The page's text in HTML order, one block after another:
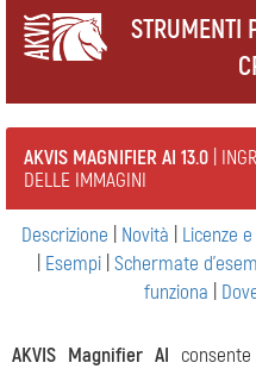
STRUMENTI
AKVIS MAGNIFIER AI 13.0 |
DELLE IMMAGINI
Descrizione Novità Licenze
Esempi| Schermate
funziona
AKVIS Magnifier AI